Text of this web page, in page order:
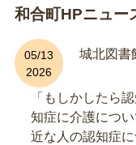
和合町HPニュー
城北図書
05/13
2026
「もしかしたら
知症に介護につ
近な人の認知症